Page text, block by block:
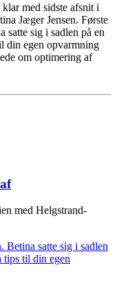
med sidste afsnit i
Jæger Jensen. Første
satte sig i sadlen på en
din egen opvarmning
om optimering af
med Helgstrand-
Betina satte sig i sadlen
tips til din egen